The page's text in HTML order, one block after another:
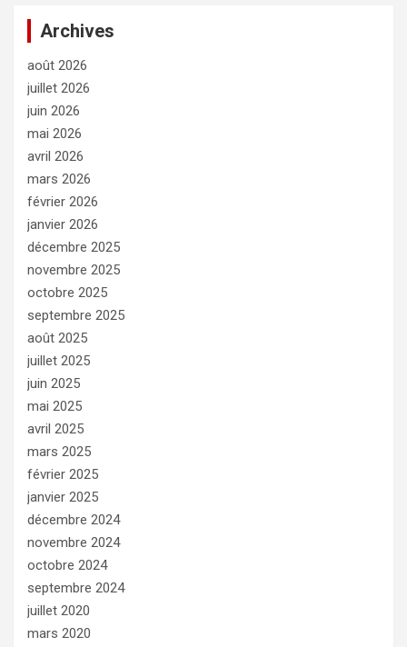
Archives
août 2026
juillet 2026
juin 2026
mai 2026
avril 2026
mars 2026
février 2026
janvier 2026
décembre 2025
novembre 2025
octobre 2025
septembre 2025
août 2025
juillet 2025
juin 2025
mai 2025
avril 2025
mars 2025
février 2025
janvier 2025
décembre 2024
novembre 2024
octobre 2024
septembre 2024
juillet 2020
mars 2020